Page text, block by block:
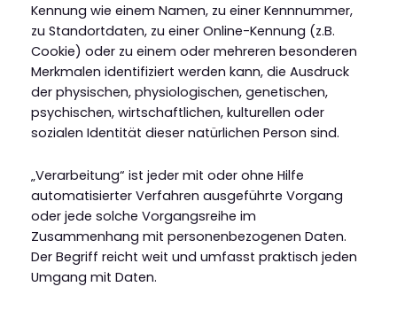
Kennung wie einem Namen, zu einer Kennnummer,
zu Standortdaten, zu einer Online-Kennung (z.B.
Cookie) oder zu einem oder mehreren besonderen
Merkmalen identifiziert werden kann, die Ausdruck
der physischen, physiologischen, genetischen,
psychischen, wirtschaftlichen, kulturellen oder
sozialen Identität dieser natürlichen Person sind.
„Verarbeitung“ ist jeder mit oder ohne Hilfe
automatisierter Verfahren ausgeführte Vorgang
oder jede solche Vorgangsreihe im
Zusammenhang mit personenbezogenen Daten.
Der Begriff reicht weit und umfasst praktisch jeden
Umgang mit Daten.